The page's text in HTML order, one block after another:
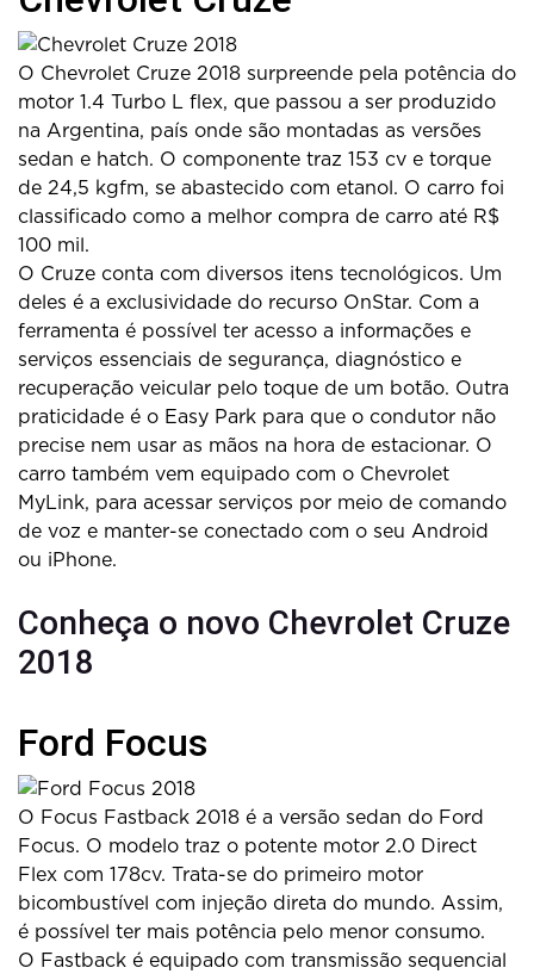
O Chevrolet Cruze 2018 surpreende pela potência do
motor 1.4 Turbo L flex, que passou a ser produzido
na Argentina, país onde são montadas as versões
sedan e hatch. O componente traz 153 cv e torque
de 24,5 kgfm, se abastecido com etanol. O carro foi
classificado como a melhor compra de carro até R$
100 mil.
O Cruze conta com diversos itens tecnológicos. Um
deles é a exclusividade do recurso OnStar. Com a
ferramenta é possível ter acesso a informações e
serviços essenciais de segurança, diagnóstico e
recuperação veicular pelo toque de um botão. Outra
praticidade é o Easy Park para que o condutor não
precise nem usar as mãos na hora de estacionar. O
carro também vem equipado com o Chevrolet
MyLink, para acessar serviços por meio de comando
de voz e manter-se conectado com o seu Android
ou iPhone.
Conheça o novo Chevrolet Cruze
2018
Ford Focus
O Focus Fastback 2018 é a versão sedan do Ford
Focus. O modelo traz o potente motor 2.0 Direct
Flex com 178cv. Trata-se do primeiro motor
bicombustível com injeção direta do mundo. Assim,
é possível ter mais potência pelo menor consumo.
O Fastback é equipado com transmissão sequencial